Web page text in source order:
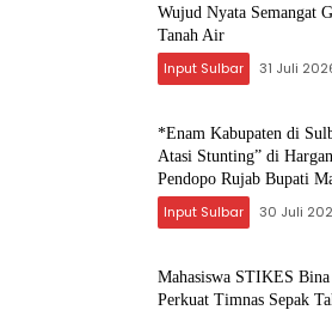
Wujud Nyata Semangat
Tanah Air
Input Sulbar 31 Juli
*Enam Kabupaten di
Atasi Stunting” di
Pendopo Rujab Bupati
Input Sulbar 30 Juli
Mahasiswa STIKES
Perkuat Timnas Sepak